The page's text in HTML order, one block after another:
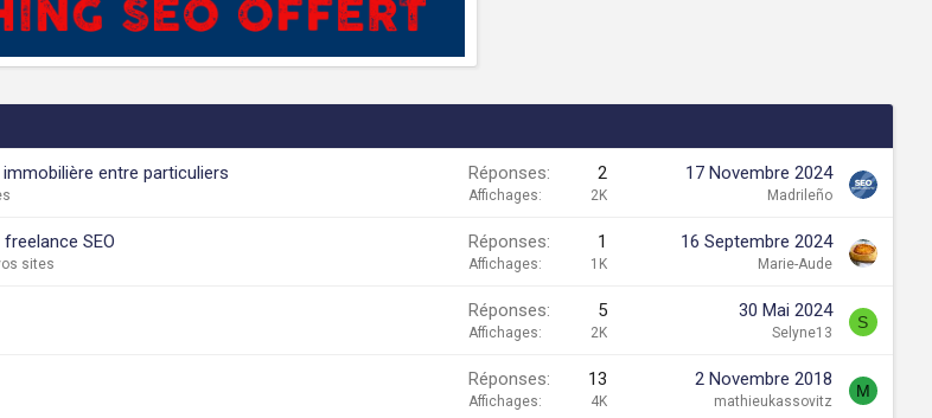
entre particuliers Réponses 2
Affichages 2K
17 Novembre 2024
Madrileño
SEO
sites
Réponses 1
Affichages 1K
16 Septembre 2024
Marie-Aude
Réponses 5
Affichages 2K
30 Mai 2024
Selyne13
S
Réponses 13
Affichages 4K
2 Novembre 2018
mathieukassovitz
M